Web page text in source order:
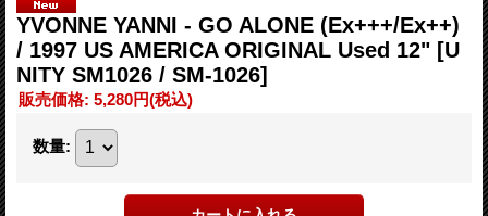
YVONNE YANNI - GO ALONE (Ex+++/Ex++)
/ 1997 US AMERICA ORIGINAL Used 12" [U
NITY SM1026 / SM-1026]
販売価格: 5,280円(税込)
数量: